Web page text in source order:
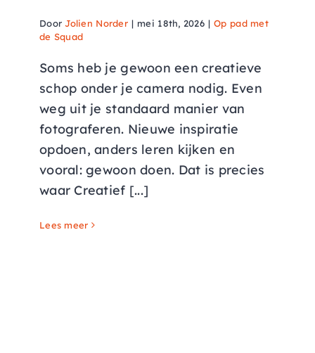
DoorJolien Norder | mei 18th, 2026 | Op pad met
de Squad
Soms heb je gewoon een creatieve
schop onder je camera nodig. Even
weg uit je standaard manier van
fotograferen. Nieuwe inspiratie
opdoen, anders leren kijken en
vooral: gewoon doen. Dat is precies
waar Creatief [...]
Lees meer